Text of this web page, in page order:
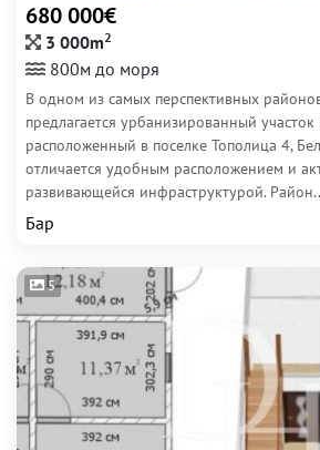
680 000€
3 000m2
800м до моря
В одном из самых перспективных
предлагается урбанизированный
расположенный в поселке Тополица 4,
отличается удобным расположением и
развивающейся инфраструктурой.
Бар
5